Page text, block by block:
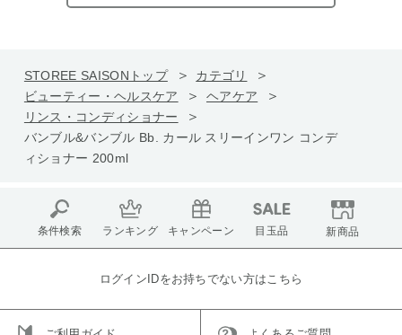
STOREE SAISONトップ
カテゴリ
ビューティー・ヘルスケア
ヘアケア
リンス・コンディショナー
バンブル&バンブル Bb. カール スリーインワン コンデ
ィショナー 200ml
条件検索 ランキング キャンペーン 目玉品 新商品
ログインIDをお持ちでない方はこちら